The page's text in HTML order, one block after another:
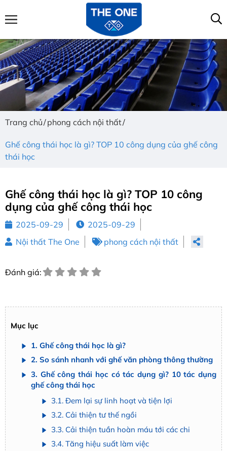
Trang chủ phong cách nội thất
Ghế công thái học là gì? TOP 10 công dụng của ghế công
thái học
Ghế công thái học là gì? TOP 10 công
dụng của ghế công thái học
2025-09-29
2025-09-29
Nội thất The One
phong cách nội thất
Đánh giá:
Mục lục
1. Ghế công thái học là gì?
2. So sánh nhanh với ghế văn phòng thông thường
3. Ghế công thái học có tác dụng gì? 10 tác dụng
ghế công thái học
3.1. Đem lại sự linh hoạt và tiện lợi
3.2. Cải thiện tư thế ngồi
3.3. Cải thiện tuần hoàn máu tới các chi
3.4. Tăng hiệu suất làm việc